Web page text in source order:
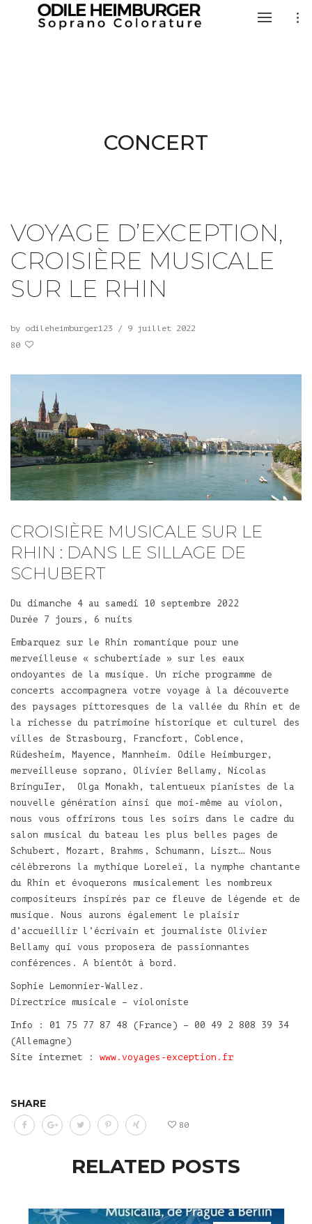
CONCERT
VOYAGE D’EXCEPTION,
CROISIÈRE MUSICALE
SUR LE RHIN
by odileheimburger123 / 9 juillet 2022
80
CROISIÈRE MUSICALE SUR LE
RHIN : DANS LE SILLAGE DE
SCHUBERT
Du dimanche 4 au samedi 10 septembre 2022
Durée 7 jours, 6 nuits
Embarquez sur le Rhin romantique pour une
merveilleuse « schubertiade » sur les eaux
ondoyantes de la musique. Un riche programme de
concerts accompagnera votre voyage à la découverte
des paysages pittoresques de la vallée du Rhin et de
la richesse du patrimoine historique et culturel des
villes de Strasbourg, Francfort, Coblence,
Rüdesheim, Mayence, Mannheim. Odile Heimburger,
merveilleuse soprano, Olivier Bellamy, Nicolas
BringuIer, Olga Monakh, talentueux pianistes de la
nouvelle génération ainsi que moi-même au violon,
nous vous offrirons tous les soirs dans le cadre du
salon musical du bateau les plus belles pages de
Schubert, Mozart, Brahms, Schumann, Liszt… Nous
célèbrerons la mythique Loreleï, la nymphe chantante
du Rhin et évoquerons musicalement les nombreux
compositeurs inspirés par ce fleuve de légende et de
musique. Nous aurons également le plaisir
d’accueillir l’écrivain et journaliste Olivier
Bellamy qui vous proposera de passionnantes
conférences. A bientôt à bord.
Sophie Lemonnier-Wallez.
Directrice musicale – violoniste
Info : 01 75 77 87 48 (France) – 00 49 2 808 39 34
(Allemagne)
Site internet : www.voyages-exception.fr
SHARE
80
RELATED POSTS